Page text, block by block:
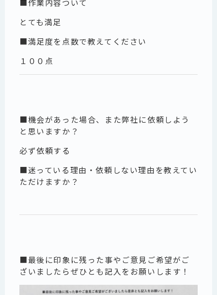
■作業内容ついて
とても満足
■満足度を点数で教えてください
１００点
■機会があった場合、また弊社に依頼しよう
と思いますか？
必ず依頼する
■迷っている理由・依頼しない理由を教えてい
ただけますか？
■最後に印象に残った事やご意見ご希望がご
ざいましたらぜひとも記入をお願いします！